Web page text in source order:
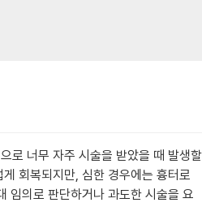
로 너무 자주 시술을 받았을 때 발생할
회복되지만, 심한 경우에는 흉터로
임의로 판단하거나 과도한 시술을 요